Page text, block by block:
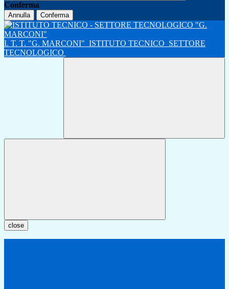
Conferma
Annulla Conferma
I. T. T. "G. MARCONI" ISTITUTO TECNICO SETTORE
TECNOLOGICO
close